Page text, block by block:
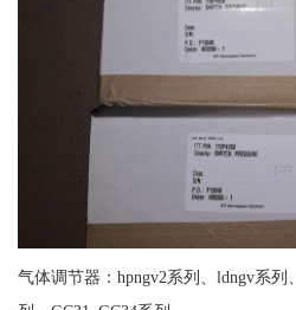
气体调节器：hpngv2系列、ldngv系列